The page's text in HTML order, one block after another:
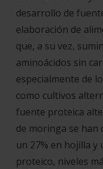
desarrollo de
elaboración de
que, a su vez,
aminoácidos sin
especialmente de
como cultivos
fuente proteica
de moringa se han
un 27% en hojilla y
proteico, niveles